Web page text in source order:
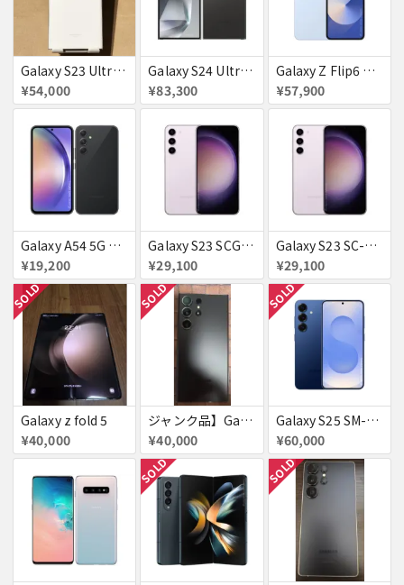
Galaxy S23 Ultra SC-52D クリーム docomo 送料無料
¥54,000
Galaxy S24 Ultra SCG26 512GB au チタニウムブラック 送料無料
¥83,300
Galaxy Z Flip6 ブルー 256GB au 送料無料
¥57,900
Galaxy A54 5G SC−23D docomo オーサムグラファイト 送料無料
¥19,200
Galaxy S23 SCG19 ラベンダー au 送料無料
¥29,100
Galaxy S23 SC-51D SAMSUNG docomo 送料無料
¥29,100
SOLD
Galaxy z fold 5
¥40,000
SOLD
ジャンク品】Galaxy S23 Ultra 512GB (au版/SCG20)【AU赤ロム】
¥40,000
SOLD
Galaxy S25 SM-S931Z ネイビー SoftBank 送料無料
¥60,000
SOLD SOLD